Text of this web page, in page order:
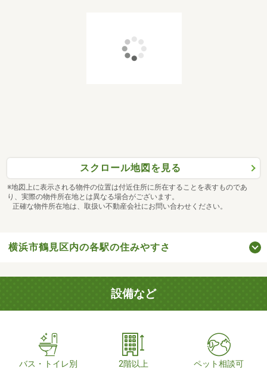
スクロール地図を見る
※地図上に表示される物件の位置は付近住所に所在することを表すものであ
り、実際の物件所在地とは異なる場合がございます。
正確な物件所在地は、取扱い不動産会社にお問い合わせください。
横浜市鶴見区内の各駅の住みやすさ
設備など
バス・トイレ別 2階以上 ペット相談可